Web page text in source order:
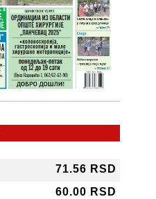
71.56 RSD
60.00 RSD